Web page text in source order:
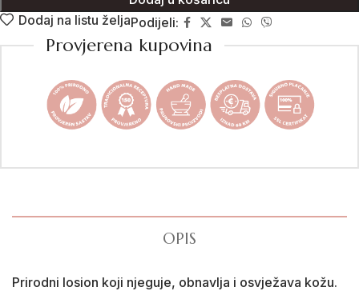
Dodaj na listu željaPodijeli:
Provjerena kupovina
OPIS
Prirodni losion koji njeguje, obnavlja i osvježava kožu.